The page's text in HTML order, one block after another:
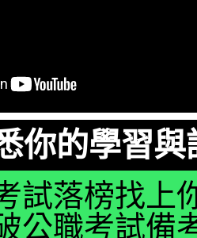
你的學習
試落榜找上
公職考試備